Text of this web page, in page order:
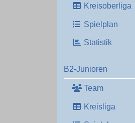
Kreisoberliga
Spielplan
Statistik
B2-Junioren
Team
Kreisliga